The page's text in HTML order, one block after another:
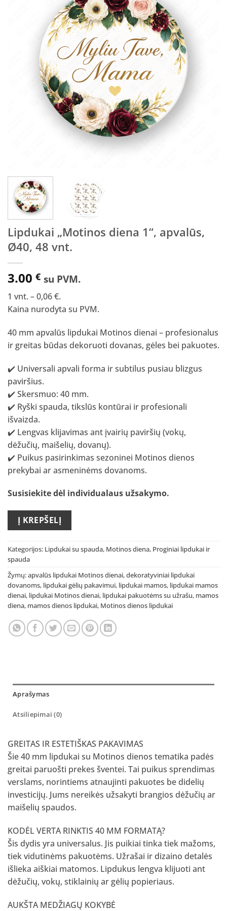
Lipdukai „Motinos diena 1“, apvalūs,
Ø40, 48 vnt.
3.00 € su PVM.
1 vnt. – 0,06 €.
Kaina nurodyta su PVM.
40 mm apvalūs lipdukai Motinos dienai – profesionalus
ir greitas būdas dekoruoti dovanas, gėles bei pakuotes.
✔️ Universali apvali forma ir subtilus pusiau blizgus
paviršius.
✔️ Skersmuo: 40 mm.
✔️ Ryški spauda, tikslūs kontūrai ir profesionali
išvaizda.
✔️ Lengvas klijavimas ant įvairių paviršių (vokų,
dėžučių, maišelių, dovanų).
✔️ Puikus pasirinkimas sezoninei Motinos dienos
prekybai ar asmeninėms dovanoms.
Susisiekite dėl individualaus užsakymo.
Į KREPŠELĮ
Kategorijos: Lipdukai su spauda, Motinos diena, Proginiai lipdukai ir
spauda
Žymų:apvalūs lipdukai Motinos dienai,dekoratyviniai lipdukai
dovanoms, lipdukai gėlių pakavimui, lipdukai mamos, lipdukai mamos
dienai, lipdukai Motinos dienai, lipdukai pakuotėms su užrašu, mamos
diena, mamos dienos lipdukai, Motinos dienos lipdukai
Aprašymas
Atsiliepimai (0)
GREITAS IR ESTETIŠKAS PAKAVIMAS
Šie 40 mm lipdukai su Motinos dienos tematika padės
greitai paruošti prekes šventei. Tai puikus sprendimas
verslams, norintiems atnaujinti pakuotes be didelių
investicijų. Jums nereikės užsakyti brangios dėžučių ar
maišelių spaudos.
KODĖL VERTA RINKTIS 40 MM FORMATĄ?
Šis dydis yra universalus. Jis puikiai tinka tiek mažoms,
tiek vidutinėms pakuotėms. Užrašai ir dizaino detalės
išlieka aiškiai matomos. Lipdukus lengva klijuoti ant
dėžučių, vokų, stiklainių ar gėlių popieriaus.
AUKŠTA MEDŽIAGŲ KOKYBĖ